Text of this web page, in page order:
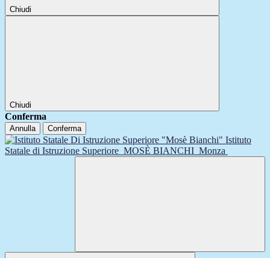
Chiudi
Chiudi
Conferma
Annulla Conferma
Istituto
Statale di Istruzione Superiore MOSÈ BIANCHI Monza